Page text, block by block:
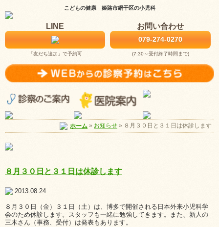
こどもの健康 姫路市網干区の小児科
LINE
「友だち追加」で予約可
お問い合わせ
079-274-0270
(7:30～受付終了時間まで)
ホーム » お知らせ » ８月３０日と３１日は休診します
８月３０日と３１日は休診します
2013.08.24
８月３０日（金）３１日（土）は、博多で開催される日本外来小児科学
会のため休診します。スタッフも一緒に勉強してきます。また、新人の
三木さん（事務、受付）は発表もあります。